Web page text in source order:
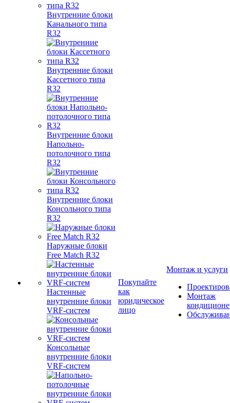
Внутренние блоки
Канального типа
R32
Внутренние блоки
Кассетного типа
R32
Внутренние блоки
Напольно-
потолочного типа
R32
Внутренние блоки
Консольного типа
R32
Наружные блоки
Free Match R32
Настенные
внутренние блоки
VRF-систем
Консольные
внутренние блоки
VRF-систем
Покупайте
как
юридическое
лицо
Монтаж и услуги
Монтаж